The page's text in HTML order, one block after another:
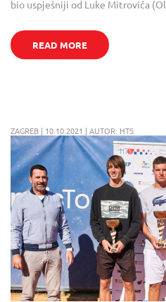
bio uspješniji od Luke Mitrovića
READ MORE
ZAGREB | 10.10.2021 | AUTOR: HTS